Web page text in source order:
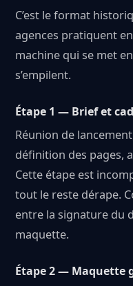
C’est le format
agences pratiquent
machine qui se met
s’empilent.
Étape 1 — Brief et
Réunion de
définition des pages,
Cette étape est
tout le reste dérape.
entre la signature du
maquette.
Étape 2 — Maquette